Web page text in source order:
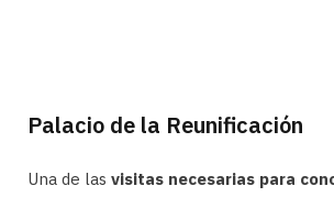
Palacio de la Reunificación
Una de las visitas necesarias para